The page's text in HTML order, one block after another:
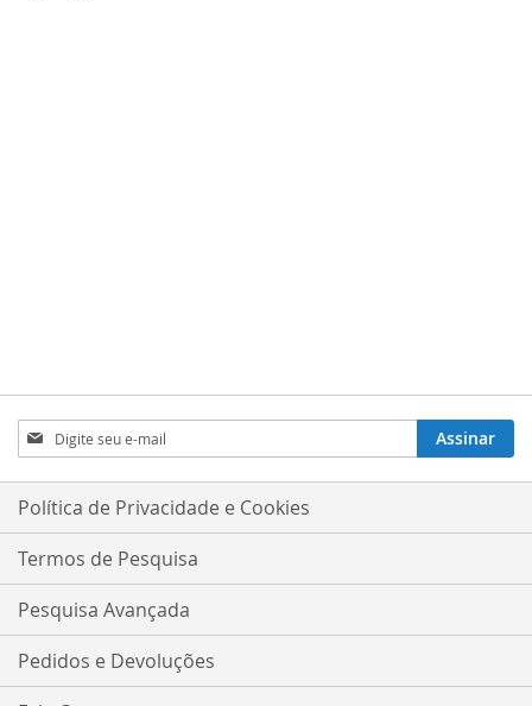
Inscreva-
se
na
nossa
Assinar
Política de Privacidade e Cookies
Termos de Pesquisa
Pesquisa Avançada
Pedidos e Devoluções